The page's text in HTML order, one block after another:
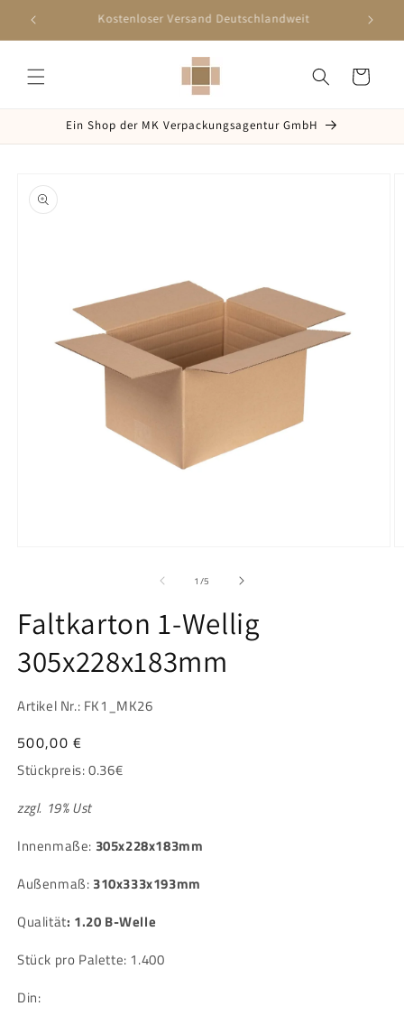
zum
Inhalt
Schnelle Lieferung innerhalb 2-5 Werktagen
Warenkorb
Ein Shop der MK Verpackungsagentur GmbH
1 /von
5
Faltkarton 1-Wellig
305x228x183mm
Artikel Nr.: FK1_MK26
Normaler
Preis
500,00 €
Stückpreis:0.36€
zzgl. 19% Ust
Innenmaße: 305x228x183mm
Außenmaß: 310x333x193mm
Qualität: 1.20 B-Welle
Stück pro Palette: 1.400
Din: